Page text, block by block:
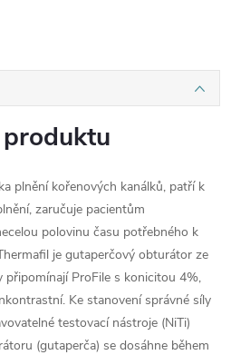
plnění kořenových kanálků, patří k
zaručuje pacientům
polovinu času potřebného k
je gutaperčový obturátor ze
ProFile s konicitou 4%,
Ke stanovení správné síly
testovací nástroje (NiTi)
(gutaperča) se dosáhne během